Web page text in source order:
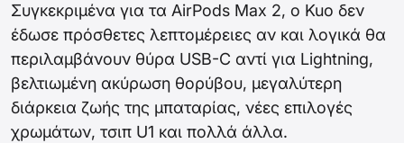
Συγκεκριμένα για τα AirPods Max 2, ο Kuo δεν
έδωσε πρόσθετες λεπτομέρειες αν και λογικά θα
περιλαμβάνουν θύρα USB-C αντί για Lightning,
βελτιωμένη ακύρωση θορύβου, μεγαλύτερη
διάρκεια ζωής της μπαταρίας, νέες επιλογές
χρωμάτων, τσιπ U1 και πολλά άλλα.